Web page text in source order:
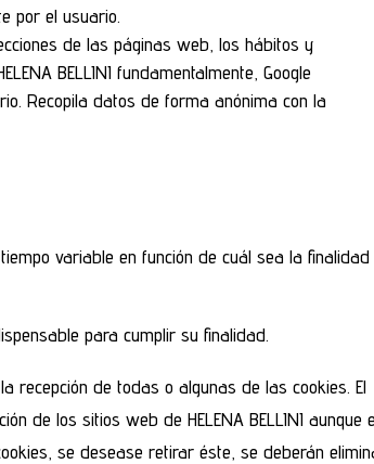
por el usuario.
de las páginas web, los hábitos y
BELLINI fundamentalmente, Google
Recopila datos de forma anónima con la
variable en función de cuál sea la finalidad
para cumplir su finalidad.
recepción de todas o algunas de las cookies. El
de los sitios web de HELENA BELLINI aunque
se desease retirar éste, se deberán